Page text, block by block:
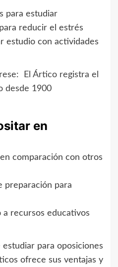
para estudiar
reducir el estrés
estudio con actividades
El Ártico registra el
desde 1900
en
comparación con otros
preparación para
a recursos educativos
para oposiciones
ofrece sus ventajas y